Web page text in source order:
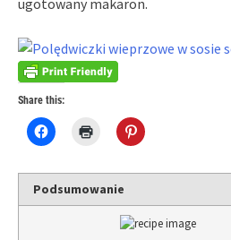
Share this:
Click
to
Facebook
(Opens
new
Click
in
new
Click
to
Pinterest
new
window)
Podsumowanie